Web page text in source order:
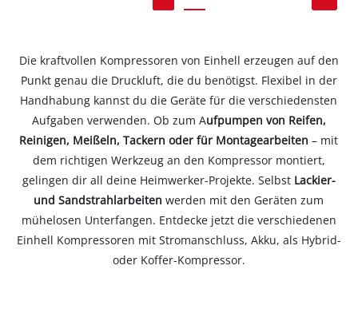
Die kraftvollen Kompressoren von Einhell erzeugen auf den
Punkt genau die Druckluft, die du benötigst. Flexibel in der
Handhabung kannst du die Geräte für die verschiedensten
Aufgaben verwenden. Ob zum Aufpumpen von Reifen,
Reinigen, Meißeln, Tackern oder für Montagearbeiten – mit
dem richtigen Werkzeug an den Kompressor montiert,
gelingen dir all deine Heimwerker-Projekte. Selbst Lackier-
und Sandstrahlarbeitenwerden mit den Geräten zum
mühelosen Unterfangen. Entdecke jetzt die verschiedenen
Einhell Kompressoren mit Stromanschluss, Akku, als Hybrid-
oder Koffer-Kompressor.